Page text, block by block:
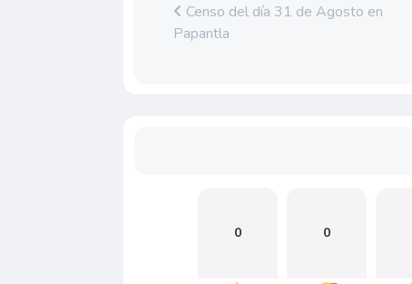
Censo del día 31 de Agosto en
Papantla
0 0